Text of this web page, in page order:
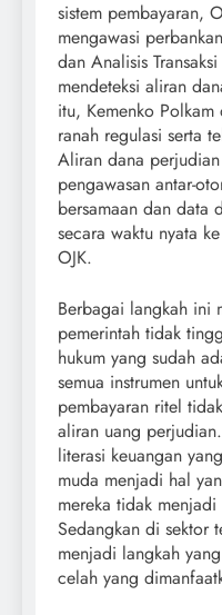
sistem pembayaran,
mengawasi
dan Analisis
mendeteksi aliran
itu, Kemenko
ranah regulasi serta
Aliran dana
pengawasan antar-
bersamaan dan data
secara waktu nyata
OJK.
Berbagai langkah ini
pemerintah tidak
hukum yang sudah
semua instrumen
pembayaran ritel
aliran uang
literasi keuangan
muda menjadi hal
mereka tidak
Sedangkan di sektor
menjadi langkah
celah yang